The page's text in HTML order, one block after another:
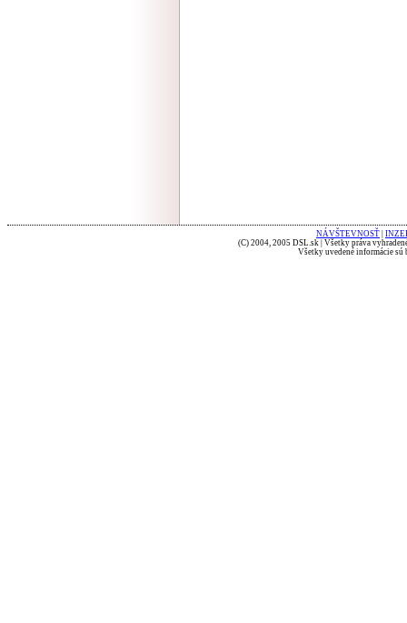
NÁVŠTEVNOSŤ
(C) 2004, 2005 DSL.sk | Všetky práva
Všetky uvedené informácie sú